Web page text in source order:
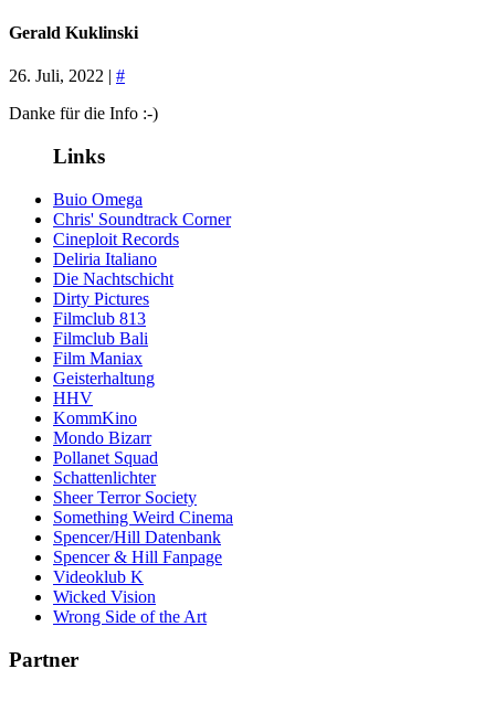
Gerald Kuklinski
26. Juli, 2022 | #
Danke für die Info :-)
Links
Buio Omega
Chris' Soundtrack Corner
Cineploit Records
Deliria Italiano
Die Nachtschicht
Dirty Pictures
Filmclub 813
Filmclub Bali
Film Maniax
Geisterhaltung
HHV
KommKino
Mondo Bizarr
Pollanet Squad
Schattenlichter
Sheer Terror Society
Something Weird Cinema
Spencer/Hill Datenbank
Spencer & Hill Fanpage
Videoklub K
Wicked Vision
Wrong Side of the Art
Partner